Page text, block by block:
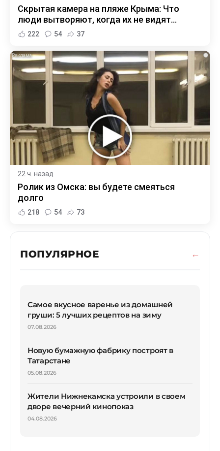
Скрытая камера на пляже Крыма: Что
люди вытворяют, когда их не видят...
222 54 37
i
22 ч. назад
Ролик из Омска: вы будете смеяться
долго
218 54 73
ПОПУЛЯРНОЕ
Самое вкусное варенье из домашней
груши: 5 лучших рецептов на зиму
07.08.2026
Новую бумажную фабрику построят в
Татарстане
05.08.2026
Жители Нижнекамска устроили в своем
дворе вечерний кинопоказ
04.08.2026